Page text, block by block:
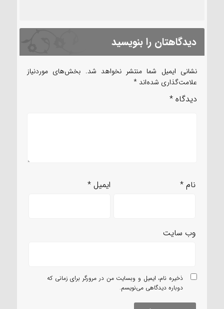
دیدگاهتان را بنویسید
نشانی ایمیل شما منتشر نخواهد شد. بخش‌های موردنیاز
علامت‌گذاری شده‌اند *
دیدگاه *
نام* ایمیل*
وب‌ سایت
ذخیره نام، ایمیل و وبسایت من در مرورگر برای زمانی که
دوباره دیدگاهی می‌نویسم.